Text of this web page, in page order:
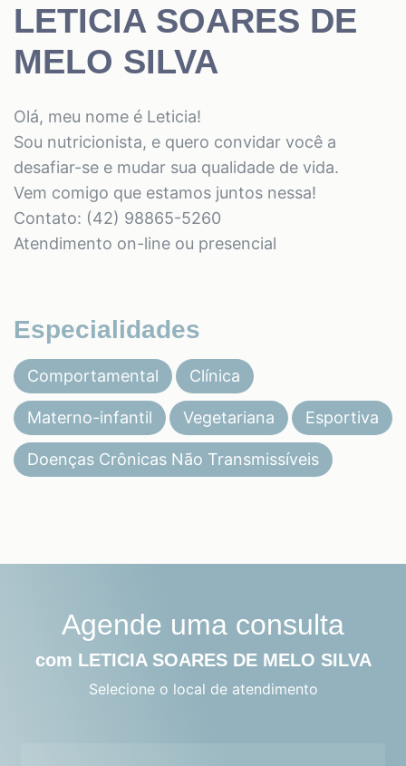
LETICIA SOARES DE
MELO SILVA
Olá, meu nome é Leticia!
Sou nutricionista, e quero convidar você a
desafiar-se e mudar sua qualidade de vida.
Vem comigo que estamos juntos nessa!
Contato: (42) 98865-5260
Atendimento on-line ou presencial
Especialidades
Comportamental Clínica
Materno-infantil Vegetariana Esportiva
Doenças Crônicas Não Transmissíveis
Agende uma consulta
com LETICIA SOARES DE MELO SILVA
Selecione o local de atendimento